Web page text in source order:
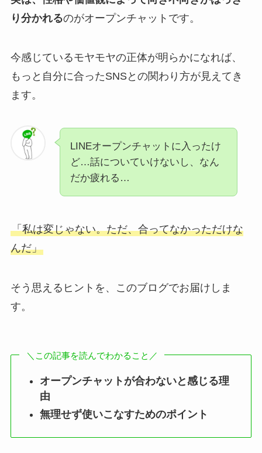
り分かれるのがオープンチャットです。
今感じているモヤモヤの正体が明らかになれば、
もっと自分に合ったSNSとの関わり方が見えてき
ます。
LINEオープンチャットに入ったけ
ど…話についていけないし、なん
だか疲れる…
「私は変じゃない。ただ、合ってなかっただけな
んだ」
そう思えるヒントを、このブログでお届けしま
す。
＼この記事を読んでわかること／
オープンチャットが合わないと感じる理
由
無理せず使いこなすためのポイント